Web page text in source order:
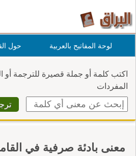
لوحة المفاتيح بالعربية حول
اكتب كلمة أو جملة قصيرة للترجمة
المفردات
معنى بادئة صرفية في